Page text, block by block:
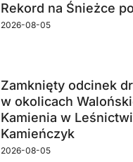
Rekord na Śnieżce
2026-08-05
Zamknięty odcinek
w okolicach
Kamienia w
Kamieńczyk
2026-08-05